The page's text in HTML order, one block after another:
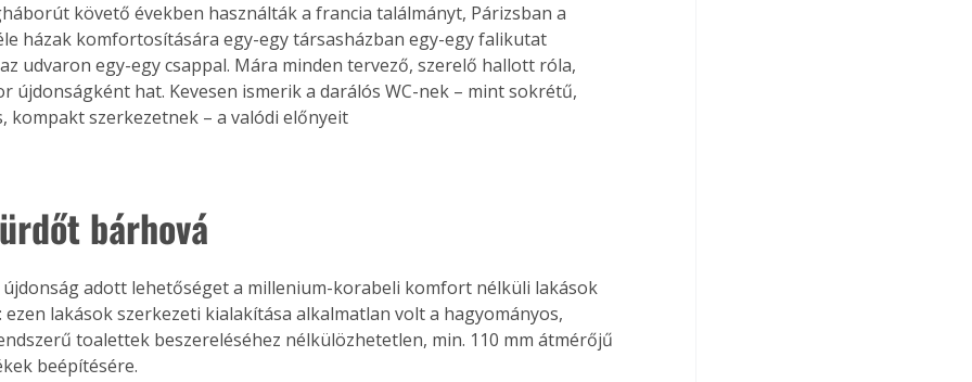
követő években használták a francia találmányt, Párizsban a
házak komfortosítására egy-egy társasházban egy-egy falikutat
udvaron egy-egy csappal. Mára minden tervező, szerelő hallott róla,
újdonságként hat. Kevesen ismerik a darálós WC-nek – mint sokrétű,
kompakt szerkezetnek – a valódi előnyeit
bárhová
újdonság adott lehetőséget a millenium-korabeli komfort nélküli lakások
ezen lakások szerkezeti kialakítása alkalmatlan volt a hagyományos,
toalettek beszereléséhez nélkülözhetetlen, min. 110 mm átmérőjű
beépítésére.